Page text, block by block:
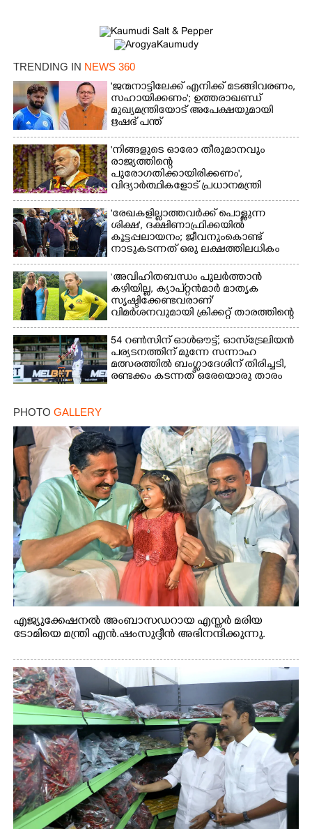
TRENDING IN NEWS 360
'ജന്മനാട്ടിലേക്ക് എനിക്ക് മടങ്ങിവരണം,
സഹായിക്കണം'; ഉത്തരാഖണ്ഡ്
മുഖ്യമന്ത്രിയോട് അപേക്ഷയുമായി
ഋഷഭ് പന്ത്
'നിങ്ങളുടെ ഓരോ തീരുമാനവും
രാജ്യത്തിന്റെ
പുരോഗതിക്കായിരിക്കണം',​
വിദ്യാർത്ഥികളോട് പ്രധാനമന്ത്രി
'രേഖകളില്ലാത്തവർക്ക് പൊള്ളുന്ന
ശിക്ഷ', ദക്ഷിണാഫ്രിക്കയിൽ
കൂട്ടപ്പലായനം; ജീവനുംകൊണ്ട്
നാടുകടന്നത് ഒരു ലക്ഷത്തിലധികം
പേർ
‘അവിഹിതബന്ധം പുലർത്താൻ
കഴിയില്ല,​ ക്യാപ്റ്റൻമാർ മാതൃക
സൃഷ്ടിക്കേണ്ടവരാണ്'
വിമർശനവുമായി ക്രിക്കറ്റ് താരത്തിന്റെ
ഭാര്യ
54 റൺസിന് ഓൾഔട്ട്; ഓസ്‌ട്രേലിയൻ
പര്യടനത്തിന് മുന്നേ സന്നാഹ
മത്സരത്തിൽ ബംഗ്ലാദേശിന് തിരിച്ചടി,
രണ്ടക്കം കടന്നത് ഒരേയൊരു താരം
PHOTO GALLERY
എജ്യുക്കേഷനൽ അംബാസഡറായ എസ്തർ മരിയ
ടോമിയെ മന്ത്രി എൻ.ഷംസുദ്ദീൻ അഭിനന്ദിക്കുന്നു.
×
Share this link
Copy Link